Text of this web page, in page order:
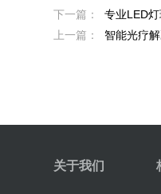
下一篇：
专业LED
上一篇：
智能光疗
关于我们